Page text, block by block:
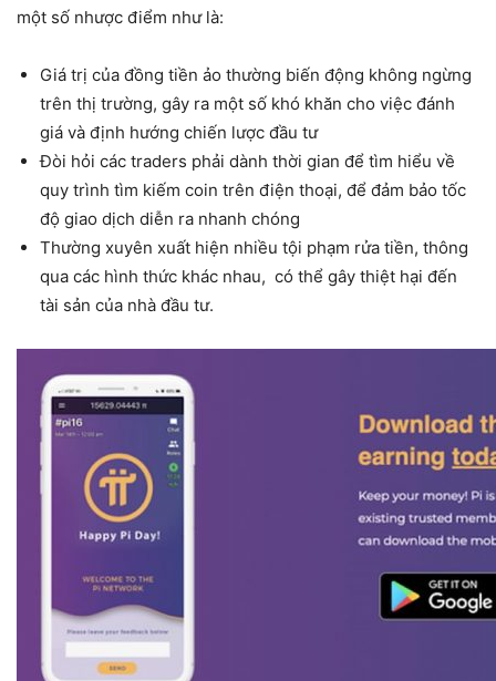
một số nhược điểm như là:
Giá trị của đồng tiền ảo thường biến động không ngừng
trên thị trường, gây ra một số khó khăn cho việc đánh
giá và định hướng chiến lược đầu tư
Đòi hỏi các traders phải dành thời gian để tìm hiểu về
quy trình tìm kiếm coin trên điện thoại, để đảm bảo tốc
độ giao dịch diễn ra nhanh chóng
Thường xuyên xuất hiện nhiều tội phạm rửa tiền, thông
qua các hình thức khác nhau, có thể gây thiệt hại đến
tài sản của nhà đầu tư.